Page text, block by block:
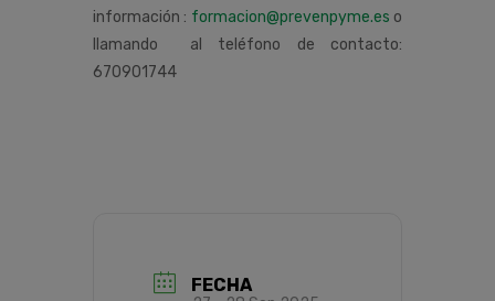
información : formacion@prevenpyme.es o
llamando al teléfono de contacto:
670901744
FECHA